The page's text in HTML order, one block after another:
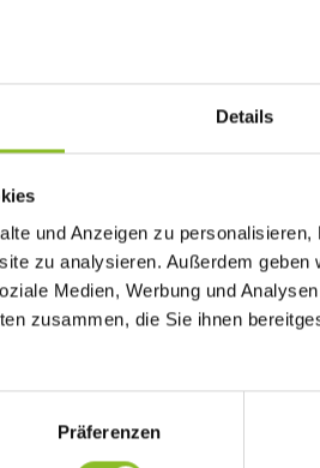
Details
und Anzeigen zu
zu analysieren. Außerdem
Medien, Werbung und
zusammen, die Sie ihnen
Präferenzen
Manfred Kräutler mit ihrem Kabarett
früh damit an, manche lassen
lästige Pflicht…aber für alle ist
ums „zügla“ – sondern ums
und Manfred Kräutler mit